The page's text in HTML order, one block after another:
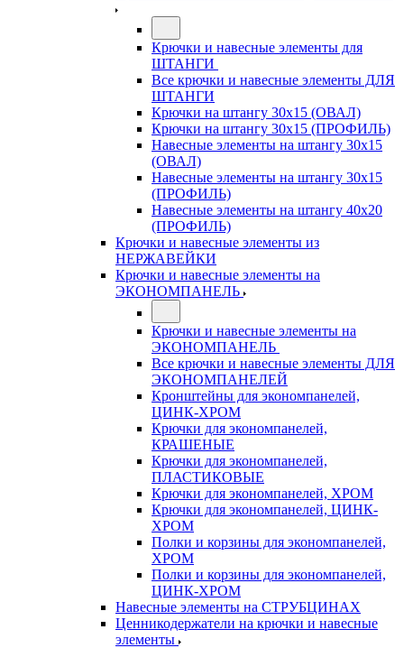
Крючки и навесные элементы для
ШТАНГИ
Все крючки и навесные элементы ДЛЯ
ШТАНГИ
Крючки на штангу 30х15 (ОВАЛ)
Крючки на штангу 30х15 (ПРОФИЛЬ)
Навесные элементы на штангу 30х15
(ОВАЛ)
Навесные элементы на штангу 30х15
(ПРОФИЛЬ)
Навесные элементы на штангу 40х20
(ПРОФИЛЬ)
Крючки и навесные элементы из
НЕРЖАВЕЙКИ
Крючки и навесные элементы на
ЭКОНОМПАНЕЛЬ
Крючки и навесные элементы на
ЭКОНОМПАНЕЛЬ
Все крючки и навесные элементы ДЛЯ
ЭКОНОМПАНЕЛЕЙ
Кронштейны для экономпанелей,
ЦИНК-ХРОМ
Крючки для экономпанелей,
КРАШЕНЫЕ
Крючки для экономпанелей,
ПЛАСТИКОВЫЕ
Крючки для экономпанелей, ХРОМ
Крючки для экономпанелей, ЦИНК-
ХРОМ
Полки и корзины для экономпанелей,
ХРОМ
Полки и корзины для экономпанелей,
ЦИНК-ХРОМ
Навесные элементы на СТРУБЦИНАХ
Ценникодержатели на крючки и навесные
элементы